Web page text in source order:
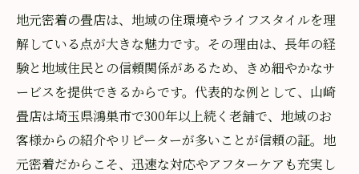
地元密着の畳店は、地域の住環境やライフスタイルを理
解している点が大きな魅力です。その理由は、長年の経
験と地域住民との信頼関係があるため、きめ細やかなサ
ービスを提供できるからです。代表的な例として、山崎
畳店は埼玉県鴻巣市で300年以上続く老舗で、地域のお
客様からの紹介やリピーターが多いことが信頼の証。地
元密着だからこそ、迅速な対応やアフターケアも充実し